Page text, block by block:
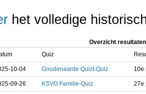
het volledige
Overzicht resultaten
Quiz
10-04 Goudenaarde Quizt-Quiz 10e
09-26 KSVO Familie-Quiz 27e